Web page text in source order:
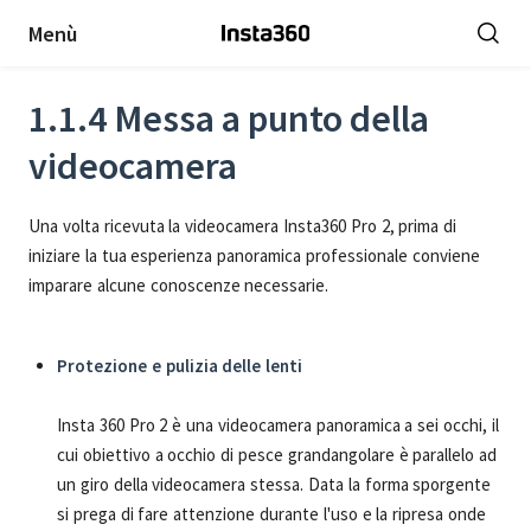
Menù
1.1.4 Messa a punto della
videocamera
Una volta ricevuta la videocamera Insta360 Pro 2, prima di
iniziare la tua esperienza panoramica professionale conviene
imparare alcune conoscenze necessarie.
Protezione e pulizia delle lenti
Insta 360 Pro 2 è una videocamera panoramica a sei occhi, il
cui obiettivo a occhio di pesce grandangolare è parallelo ad
un giro della videocamera stessa. Data la forma sporgente
si prega di fare attenzione durante l'uso e la ripresa onde